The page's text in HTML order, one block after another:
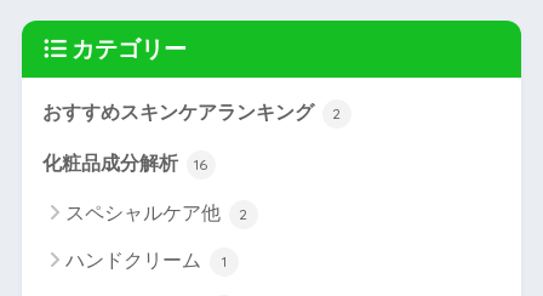
カテゴリー
おすすめスキンケアランキング 2
化粧品成分解析 16
スペシャルケア他 2
ハンドクリーム 1